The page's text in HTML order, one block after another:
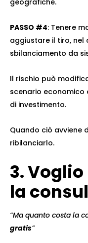
geografiche.
PASSO #4: Tenere
aggiustare il tiro, nel
sbilanciamento da
Il rischio può
scenario economico
di investimento.
Quando ciò avviene
ribilanciarlo.
3.
la
“Ma quanto costa la
gratis”